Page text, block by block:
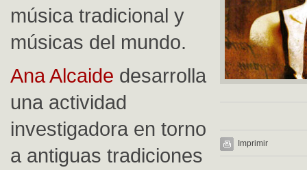
Imprimir
música tradicional y
músicas del mundo.
Ana Alcaide desarrolla
una actividad
investigadora en torno
a antiguas tradiciones